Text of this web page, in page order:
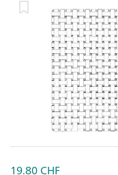
19.80CHF